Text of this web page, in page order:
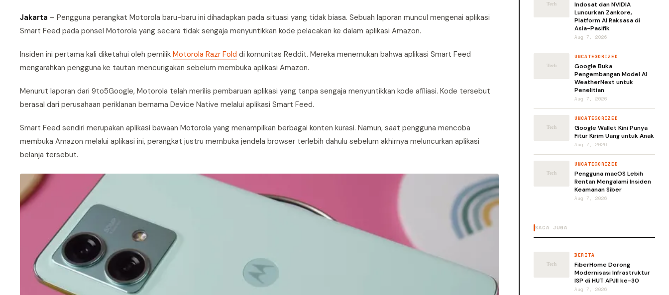
Jakarta – Pengguna perangkat Motorola baru-baru ini dihadapkan pada situasi yang tidak biasa. Sebuah laporan muncul mengenai aplikasi
Smart Feed pada ponsel Motorola yang secara tidak sengaja menyuntikkan kode pelacakan ke dalam aplikasi Amazon.
Insiden ini pertama kali diketahui oleh pemilik Motorola Razr Fold di komunitas Reddit. Mereka menemukan bahwa aplikasi Smart Feed
mengarahkan pengguna ke tautan mencurigakan sebelum membuka aplikasi Amazon.
Menurut laporan dari 9to5Google, Motorola telah merilis pembaruan aplikasi yang tanpa sengaja menyuntikkan kode afiliasi. Kode tersebut
berasal dari perusahaan periklanan bernama Device Native melalui aplikasi Smart Feed.
Smart Feed sendiri merupakan aplikasi bawaan Motorola yang menampilkan berbagai konten kurasi. Namun, saat pengguna mencoba
membuka Amazon melalui aplikasi ini, perangkat justru membuka jendela browser terlebih dahulu sebelum akhirnya meluncurkan aplikasi
belanja tersebut.
Indosat dan NVIDIA
Luncurkan Zankore,
Platform AI Raksasa di
Asia-Pasifik
Aug 7, 2026
UNCATEGORIZED
Google Buka
Pengembangan Model AI
WeatherNext untuk
Penelitian
Aug 7, 2026
UNCATEGORIZED
Google Wallet Kini Punya
Fitur Kirim Uang untuk Anak
Aug 7, 2026
UNCATEGORIZED
Pengguna macOS Lebih
Rentan Mengalami Insiden
Keamanan Siber
Aug 7, 2026
BACA JUGA
BERITA
FiberHome Dorong
Modernisasi Infrastruktur
ISP di HUT APJII ke-30
Aug 7, 2026